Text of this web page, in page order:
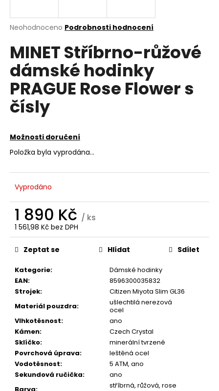
Průměrné
produktu
je
0,0
z
5
hvězdiček.
Neohodnoceno Podrobnosti hodnocení
MINET Stříbrno-růžové
dámské hodinky
PRAGUE Rose Flower s
čísly
Možnosti doručení
Položka byla vyprodána…
Vyprodáno
1 890 Kč / ks
1 561,98 Kč bez DPH
Měrná
cena:
Kategorie:
Dámské hodinky
EAN:
8596300035832
Strojek:
Citizen Miyota Slim GL36
Materiál pouzdra:
ušlechtilá nerezová
ocel
Vlhkotěsnost:
ano
Kámen:
Czech Crystal
Sklíčko:
minerální tvrzené
Povrchová úprava:
leštěná ocel
Vodotěsnost:
5 ATM, ano
Sekundová ručička:
ano
Barva:
stříbrná, růžová, rose
Zeptat se Hlídat Sdílet
j
t
?
D
o
r
u
č
u
e
e